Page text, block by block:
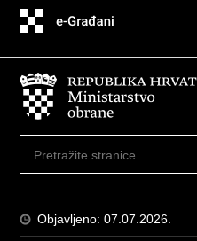
Objavljeno: 07.07.2026.